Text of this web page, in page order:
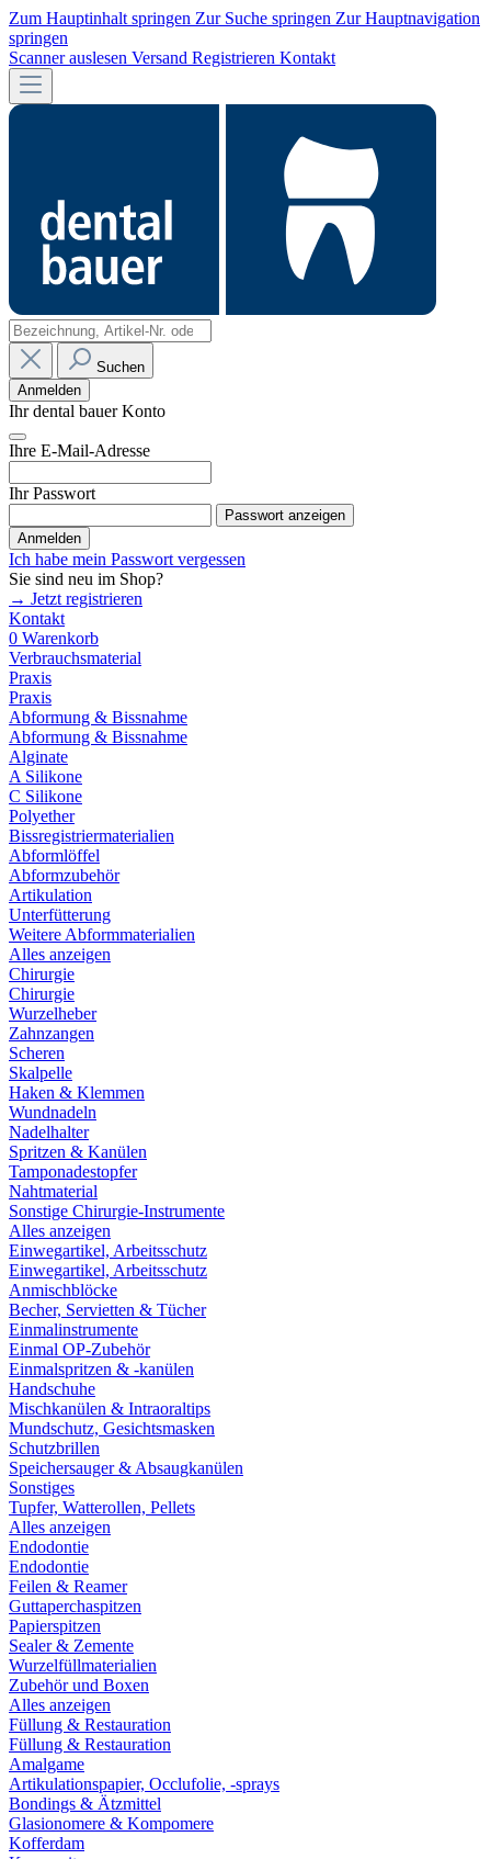
Zum Hauptinhalt springen Zur Suche springen Zur Hauptnavigation
springen
Scanner auslesen Versand Registrieren Kontakt
Suchen
Anmelden
Ihr dental bauer Konto
Ihre E-Mail-Adresse
Ihr Passwort
Passwort anzeigen
Anmelden
Ich habe mein Passwort vergessen
Sie sind neu im Shop?
→ Jetzt registrieren
Kontakt
0 Warenkorb
Verbrauchsmaterial
Praxis
Praxis
Abformung & Bissnahme
Abformung & Bissnahme
Alginate
A Silikone
C Silikone
Polyether
Bissregistriermaterialien
Abformlöffel
Abformzubehör
Artikulation
Unterfütterung
Weitere Abformmaterialien
Alles anzeigen
Chirurgie
Chirurgie
Wurzelheber
Zahnzangen
Scheren
Skalpelle
Haken & Klemmen
Wundnadeln
Nadelhalter
Spritzen & Kanülen
Tamponadestopfer
Nahtmaterial
Sonstige Chirurgie-Instrumente
Alles anzeigen
Einwegartikel, Arbeitsschutz
Einwegartikel, Arbeitsschutz
Anmischblöcke
Becher, Servietten & Tücher
Einmalinstrumente
Einmal OP-Zubehör
Einmalspritzen & -kanülen
Handschuhe
Mischkanülen & Intraoraltips
Mundschutz, Gesichtsmasken
Schutzbrillen
Speichersauger & Absaugkanülen
Sonstiges
Tupfer, Watterollen, Pellets
Alles anzeigen
Endodontie
Endodontie
Feilen & Reamer
Guttaperchaspitzen
Papierspitzen
Sealer & Zemente
Wurzelfüllmaterialien
Zubehör und Boxen
Alles anzeigen
Füllung & Restauration
Füllung & Restauration
Amalgame
Artikulationspapier, Occlufolie, -sprays
Bondings & Ätzmittel
Glasionomere & Kompomere
Kofferdam